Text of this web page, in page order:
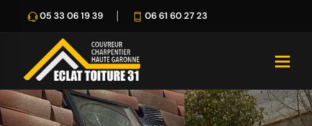
05 33 06 19 39 06 61 60 27 23